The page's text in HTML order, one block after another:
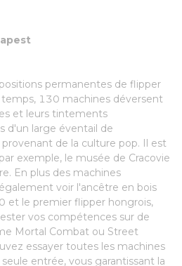
permanentes de flipper
130 machines déversent
et leurs tintements
d'un large éventail de
de la culture pop. Il est
exemple, le musée de Cracovie
En plus des machines
voir l'ancêtre en bois
et le premier flipper hongrois,
vos compétences sur de
Mortal Combat ou Street
essayer toutes les machines
entrée, vous garantissant la